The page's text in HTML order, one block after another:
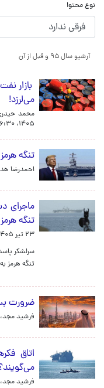
نوع محتوا
آرشیو سال ۹۵ و قبل از آن
بازار
می‌لرزد!
محمد
۱۴۰۵، ۱۶:۳۰
تنگه
احمدرضا
تنگه هرمز
۲۳ تیر ۱۴۰۵، ۱۵:۳۰
تنگه هرمز
ضرورت
فرشید
اتاق
فرشید